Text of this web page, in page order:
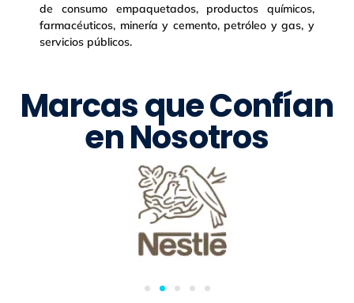
de consumo empaquetados, productos químicos,
farmacéuticos, minería y cemento, petróleo y gas, y
servicios públicos.
Marcas que Confían
en Nosotros